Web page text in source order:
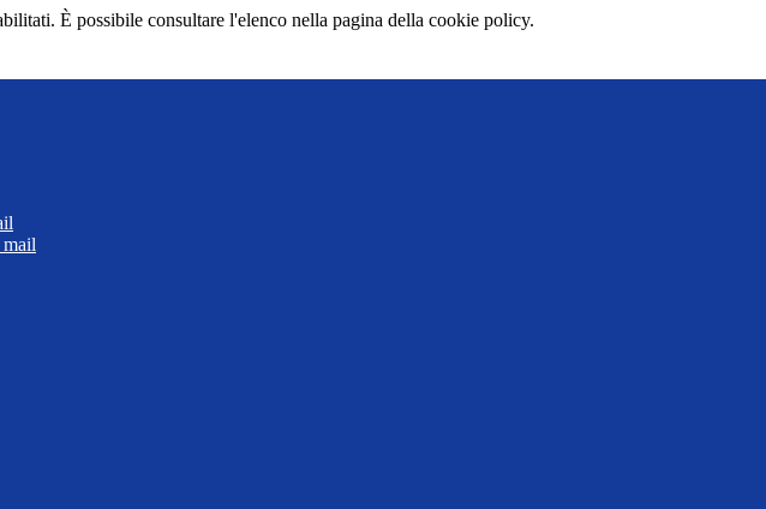
È possibile consultare l'elenco nella pagina della cookie policy.